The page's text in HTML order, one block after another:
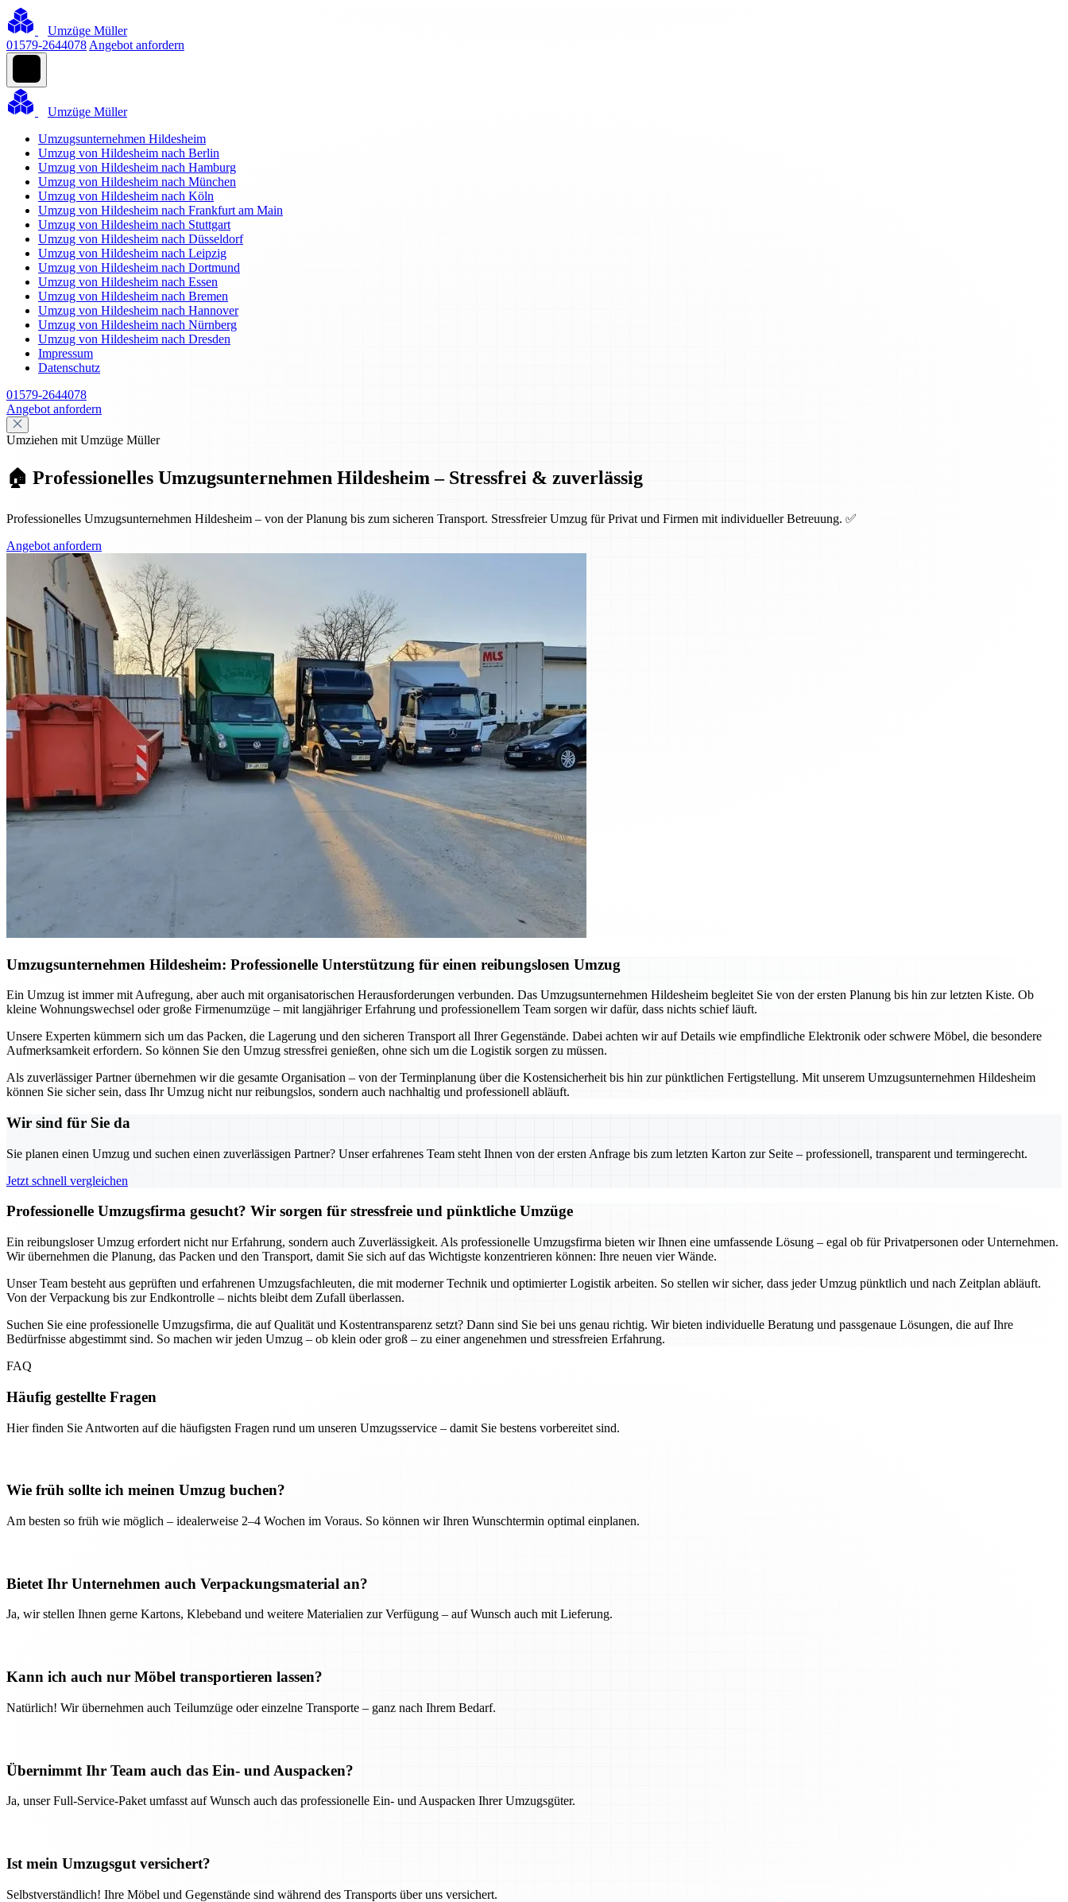
Umzüge Müller
01579-2644078 Angebot anfordern
Umzüge Müller
Umzugsunternehmen Hildesheim
Umzug von Hildesheim nach Berlin
Umzug von Hildesheim nach Hamburg
Umzug von Hildesheim nach München
Umzug von Hildesheim nach Köln
Umzug von Hildesheim nach Frankfurt am Main
Umzug von Hildesheim nach Stuttgart
Umzug von Hildesheim nach Düsseldorf
Umzug von Hildesheim nach Leipzig
Umzug von Hildesheim nach Dortmund
Umzug von Hildesheim nach Essen
Umzug von Hildesheim nach Bremen
Umzug von Hildesheim nach Hannover
Umzug von Hildesheim nach Nürnberg
Umzug von Hildesheim nach Dresden
Impressum
Datenschutz
01579-2644078
Angebot anfordern
Umziehen mit Umzüge Müller
🏠 Professionelles Umzugsunternehmen Hildesheim – Stressfrei & zuverlässig
Professionelles Umzugsunternehmen Hildesheim – von der Planung bis zum sicheren Transport. Stressfreier Umzug für Privat und Firmen mit individueller Betreuung. ✅
Angebot anfordern
Umzugsunternehmen Hildesheim: Professionelle Unterstützung für einen reibungslosen Umzug
Ein Umzug ist immer mit Aufregung, aber auch mit organisatorischen Herausforderungen verbunden. Das Umzugsunternehmen Hildesheim begleitet Sie von der ersten Planung bis hin zur letzten Kiste. Ob
kleine Wohnungswechsel oder große Firmenumzüge – mit langjähriger Erfahrung und professionellem Team sorgen wir dafür, dass nichts schief läuft.
Unsere Experten kümmern sich um das Packen, die Lagerung und den sicheren Transport all Ihrer Gegenstände. Dabei achten wir auf Details wie empfindliche Elektronik oder schwere Möbel, die besondere
Aufmerksamkeit erfordern. So können Sie den Umzug stressfrei genießen, ohne sich um die Logistik sorgen zu müssen.
Als zuverlässiger Partner übernehmen wir die gesamte Organisation – von der Terminplanung über die Kostensicherheit bis hin zur pünktlichen Fertigstellung. Mit unserem Umzugsunternehmen Hildesheim
können Sie sicher sein, dass Ihr Umzug nicht nur reibungslos, sondern auch nachhaltig und professionell abläuft.
Wir sind für Sie da
Sie planen einen Umzug und suchen einen zuverlässigen Partner? Unser erfahrenes Team steht Ihnen von der ersten Anfrage bis zum letzten Karton zur Seite – professionell, transparent und termingerecht.
Jetzt schnell vergleichen
Professionelle Umzugsfirma gesucht? Wir sorgen für stressfreie und pünktliche Umzüge
Ein reibungsloser Umzug erfordert nicht nur Erfahrung, sondern auch Zuverlässigkeit. Als professionelle Umzugsfirma bieten wir Ihnen eine umfassende Lösung – egal ob für Privatpersonen oder Unternehmen.
Wir übernehmen die Planung, das Packen und den Transport, damit Sie sich auf das Wichtigste konzentrieren können: Ihre neuen vier Wände.
Unser Team besteht aus geprüften und erfahrenen Umzugsfachleuten, die mit moderner Technik und optimierter Logistik arbeiten. So stellen wir sicher, dass jeder Umzug pünktlich und nach Zeitplan abläuft.
Von der Verpackung bis zur Endkontrolle – nichts bleibt dem Zufall überlassen.
Suchen Sie eine professionelle Umzugsfirma, die auf Qualität und Kostentransparenz setzt? Dann sind Sie bei uns genau richtig. Wir bieten individuelle Beratung und passgenaue Lösungen, die auf Ihre
Bedürfnisse abgestimmt sind. So machen wir jeden Umzug – ob klein oder groß – zu einer angenehmen und stressfreien Erfahrung.
FAQ
Häufig gestellte Fragen
Hier finden Sie Antworten auf die häufigsten Fragen rund um unseren Umzugsservice – damit Sie bestens vorbereitet sind.
Wie früh sollte ich meinen Umzug buchen?
Am besten so früh wie möglich – idealerweise 2–4 Wochen im Voraus. So können wir Ihren Wunschtermin optimal einplanen.
Bietet Ihr Unternehmen auch Verpackungsmaterial an?
Ja, wir stellen Ihnen gerne Kartons, Klebeband und weitere Materialien zur Verfügung – auf Wunsch auch mit Lieferung.
Kann ich auch nur Möbel transportieren lassen?
Natürlich! Wir übernehmen auch Teilumzüge oder einzelne Transporte – ganz nach Ihrem Bedarf.
Übernimmt Ihr Team auch das Ein- und Auspacken?
Ja, unser Full-Service-Paket umfasst auf Wunsch auch das professionelle Ein- und Auspacken Ihrer Umzugsgüter.
Ist mein Umzugsgut versichert?
Selbstverständlich! Ihre Möbel und Gegenstände sind während des Transports über uns versichert.